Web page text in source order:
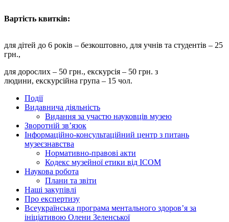
Вартість квитків:
для дітей до 6 років – безкоштовно, для учнів та студентів – 25
грн.,
для дорослих – 50 грн., екскурсія – 50 грн. з
людини, екскурсійна група – 15 чол.
Події
Видавнича діяльність
Видання за участю науковців музею
Зворотній зв’язок
Інформаційно-консультаційний центр з питань
музеєзнавства
Нормативно-правові акти
Кодекс музейної етики від ІСОМ
Наукова робота
Плани та звіти
Наші закупівлі
Про експертизу
Всеукраїнська програма ментального здоров’я за
ініціативою Олени Зеленської